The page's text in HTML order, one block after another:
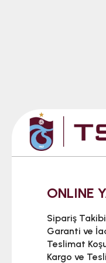
ONLINE
Sipariş Takibi
Garanti ve
Teslimat
Kargo ve